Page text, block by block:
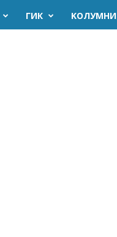
ГИК KОЛУМНИ